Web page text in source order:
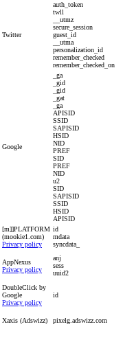
Twitter
auth_token
twll
__utmz
secure_session
guest_id
__utma
personalization_id
remember_checked
remember_checked_on
Google
_ga
_gid
_gid
_gat
_ga
APISID
SSID
SAPISID
HSID
NID
PREF
SID
PREF
NID
u2
SID
SAPISID
SSID
HSID
APISID
[m]]PLATFORM
(mookie1.com)
Privacy policy
id
mdata
syncdata_
AppNexus
Privacy policy
anj
sess
uuid2
DoubleClick by
Google
Privacy policy
id
Xaxis (Adswizz) pixelg.adswizz.com